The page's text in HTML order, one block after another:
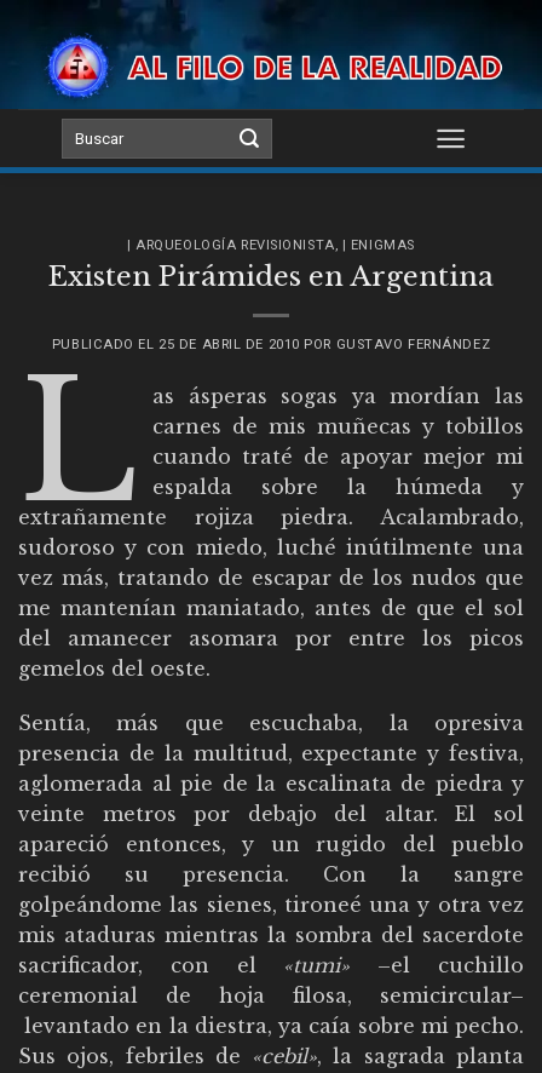
content
| ARQUEOLOGÍA REVISIONISTA, | ENIGMAS
Existen Pirámides en Argentina
PUBLICADO EL 25 DE ABRIL DE 2010 POR GUSTAVO FERNÁNDEZ
L
as ásperas sogas ya mordían las
carnes de mis muñecas y tobillos
cuando traté de apoyar mejor mi
espalda sobre la húmeda y
extrañamente rojiza piedra. Acalambrado,
sudoroso y con miedo, luché inútilmente una
vez más, tratando de escapar de los nudos que
me mantenían maniatado, antes de que el sol
del amanecer asomara por entre los picos
gemelos del oeste.
Sentía, más que escuchaba, la opresiva
presencia de la multitud, expectante y festiva,
aglomerada al pie de la escalinata de piedra y
veinte metros por debajo del altar. El sol
apareció entonces, y un rugido del pueblo
recibió su presencia. Con la sangre
golpeándome las sienes, tironeé una y otra vez
mis ataduras mientras la sombra del sacerdote
sacrificador, con el «tumi» –el cuchillo
ceremonial de hoja filosa, semicircular–
levantado en la diestra, ya caía sobre mi pecho.
Sus ojos, febriles de «cebil», la sagrada planta